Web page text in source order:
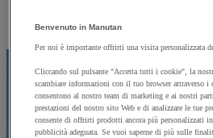
Benvenuto in Manutan
Per noi è importante offrirti una visita personalizzata
Cliccando sul pulsante "Accetta tutti i cookie", la
scambiare informazioni con il tuo browser attraverso i
consentono al nostro team di marketing e ai nostri
prestazioni del nostro sito Web e di analizzare le tue
consente di offrirti prodotti ancora più personalizzati in
pubblicità adeguata. Se vuoi saperne di più sulle